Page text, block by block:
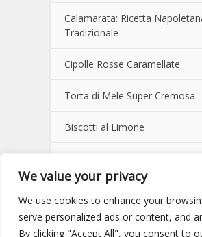
We value your privacy
We use cookies to enhance your
serve personalized ads or content, and
By clicking "Accept All", you consent to
Calamarata: Ricetta
Tradizionale
Cipolle Rosse Caramellate
Torta di Mele Super Cremosa
Biscotti al Limone
Crema al Mascarpone e Caffè